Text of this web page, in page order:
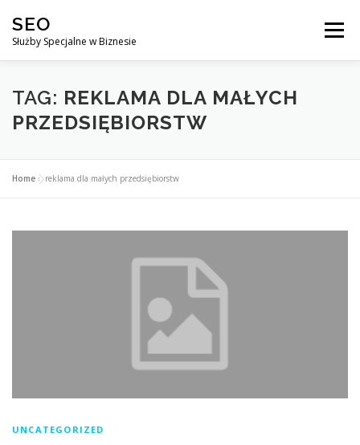
treści
SEO
Służby Specjalne w Biznesie
Menu
AGENCJA SEO CO ZYSKUJESZ ?
TAG: REKLAMA DLA MAŁYCH
PRZEDSIĘBIORSTW
Home »reklama dla małych przedsiębiorstw
UNCATEGORIZED